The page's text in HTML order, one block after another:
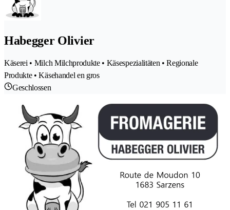
Habegger Olivier
Käserei • Milch Milchprodukte • Käsespezialitäten • Regionale
Produkte • Käsehandel en gros
Geschlossen